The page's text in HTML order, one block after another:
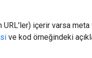
URL'ler) içerir varsa
ve kod örneğindeki